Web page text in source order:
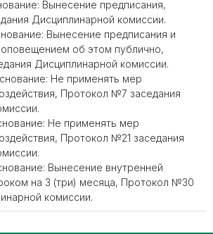
Вынесение предписания,
Дисциплинарной комиссии.
Вынесение предписания и
об этом публично,
Дисциплинарной комиссии.
Не применять мер
Протокол №7 заседания
Не применять мер
Протокол №21 заседания
Вынесение внутренней
на 3 (три) месяца, Протокол №30
комиссии.